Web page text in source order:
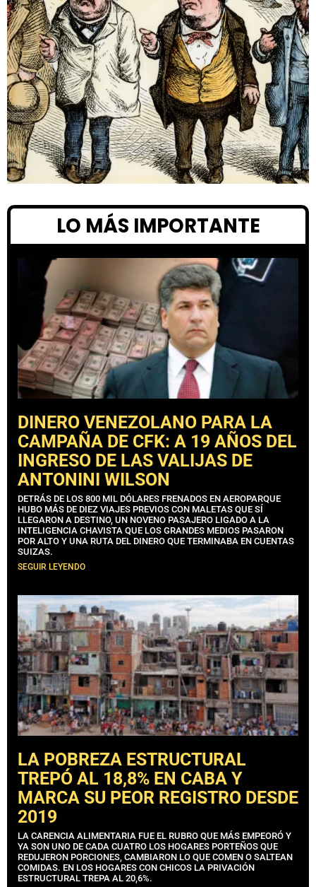
LO MÁS IMPORTANTE
DINERO VENEZOLANO PARA LA
CAMPAÑA DE CFK: A 19 AÑOS DEL
INGRESO DE LAS VALIJAS DE
ANTONINI WILSON
DETRÁS DE LOS 800 MIL DÓLARES FRENADOS EN AEROPARQUE
HUBO MÁS DE DIEZ VIAJES PREVIOS CON MALETAS QUE SÍ
LLEGARON A DESTINO, UN NOVENO PASAJERO LIGADO A LA
INTELIGENCIA CHAVISTA QUE LOS GRANDES MEDIOS PASARON
POR ALTO Y UNA RUTA DEL DINERO QUE TERMINABA EN CUENTAS
SUIZAS.
SEGUIR LEYENDO
LA POBREZA ESTRUCTURAL
TREPÓ AL 18,8% EN CABA Y
MARCA SU PEOR REGISTRO DESDE
2019
LA CARENCIA ALIMENTARIA FUE EL RUBRO QUE MÁS EMPEORÓ Y
YA SON UNO DE CADA CUATRO LOS HOGARES PORTEÑOS QUE
REDUJERON PORCIONES, CAMBIARON LO QUE COMEN O SALTEAN
COMIDAS. EN LOS HOGARES CON CHICOS LA PRIVACIÓN
ESTRUCTURAL TREPA AL 20,6%.